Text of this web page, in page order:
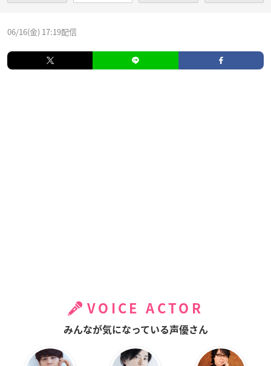
06/16(金) 17:19配信
VOICE ACTOR
みんなが気になっている声優さん